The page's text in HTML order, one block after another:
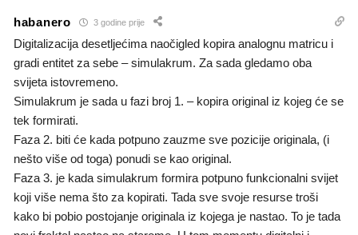
habanero 3 godine prije
Digitalizacija desetljećima naočigled kopira analognu matricu i
gradi entitet za sebe – simulakrum. Za sada gledamo oba
svijeta istovremeno.
Simulakrum je sada u fazi broj 1. – kopira original iz kojeg će se
tek formirati.
Faza 2. biti će kada potpuno zauzme sve pozicije originala, (i
nešto više od toga) ponudi se kao original.
Faza 3. je kada simulakrum formira potpuno funkcionalni svijet
koji više nema što za kopirati. Tada sve svoje resurse troši
kako bi pobio postojanje originala iz kojega je nastao. To je tada